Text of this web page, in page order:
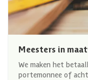
Meesters in
We maken het
portemonnee of